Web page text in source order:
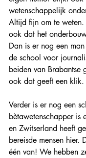
wetenschappelijk
Altijd fijn om te
ook dat het
Dan is er nog een
de school voor
beiden van Brabantse
ook dat geeft een klik.
Verder is er nog een
bètawetenschapper is
en Zwitserland heeft
bereisde mensen hier.
één van! We hebben